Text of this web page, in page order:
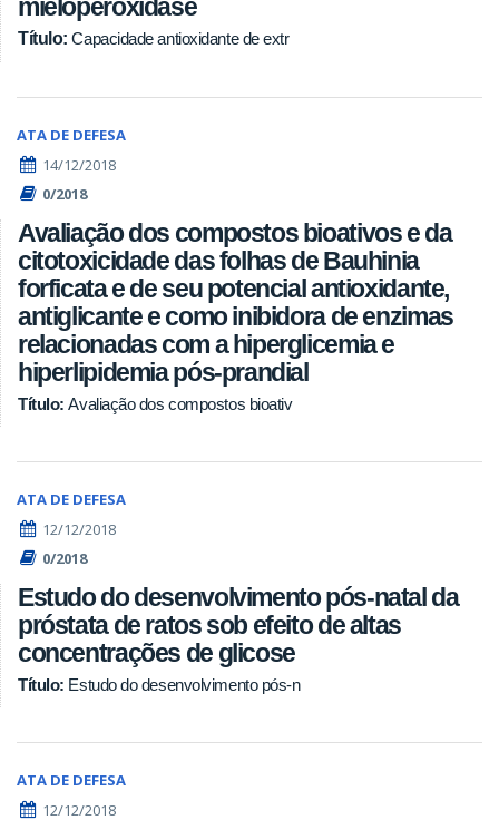
mieloperoxidase
Título: Capacidade antioxidante de extr
ATA DE DEFESA
14/12/2018
0/2018
Avaliação dos compostos bioativos e da
citotoxicidade das folhas de Bauhinia
forficata e de seu potencial antioxidante,
antiglicante e como inibidora de enzimas
relacionadas com a hiperglicemia e
hiperlipidemia pós-prandial
Título:Avaliação dos compostos bioativ
ATA DE DEFESA
12/12/2018
0/2018
Estudo do desenvolvimento pós-natal da
próstata de ratos sob efeito de altas
concentrações de glicose​​​​​​​
Título: Estudo do desenvolvimento pós-n
ATA DE DEFESA
12/12/2018